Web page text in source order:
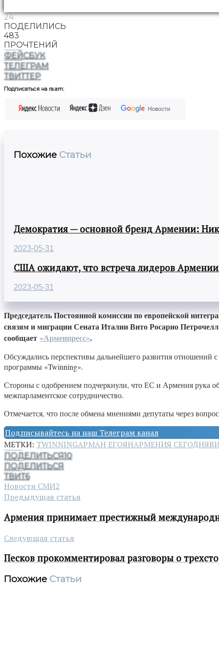
24
ПОДЕЛИЛИСЬ
483
ПРОЧТЕНИЙ
ФЕЙСБУК
ТЕЛЕГРАМ
ТВИТТЕР
Подписаться на ra.am:
Похожие Статьи
Демократия — основной бренд Армении:
2023-05-31
США ожидают, что встреча лидеров
2023-05-31
Председатель Постоянной комиссии по европейской
связям и миграции Сената Италии Вито Росарио
сообщает «Арменпресс».
Обсуждались перспективы дальнейшего развития отношений
программы «Twinning».
Стороны с одобрением подчеркнули, что ЕС и Армения рука
межпарламентское сотрудничество.
Отмечается, что после обмена мнениями депутаты через
Подписывайтесь на наш Телеграм канал
МЕТКИ: TWINNINGАРМАН ЕГОЯНАРМЕНИЯ СЕГОДНЯ
ПОДЕЛИТЬСЯ10
ПОДЕЛИТЬСЯ
ТВИТ6
Новости СМИ2
Предыдущая статья
Армения принимает престижный
Следующая статья
Песков прокомментировал разговоры о
Похожие Статьи